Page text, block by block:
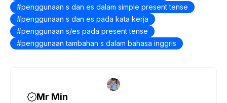
penggunaan s dan es dalam simple present tense
penggunaan s dan es pada kata kerja
penggunaan s/es pada present tense
penggunaan tambahan s dalam bahasa inggris
Mr Min